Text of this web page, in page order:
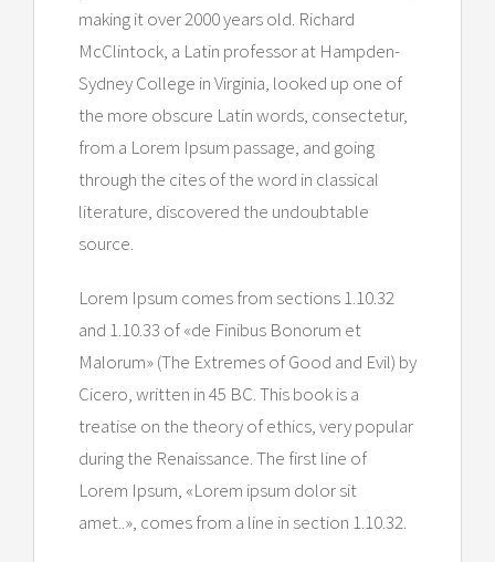
making it over 2000 years old. Richard
McClintock, a Latin professor at Hampden-
Sydney College in Virginia, looked up one of
the more obscure Latin words, consectetur,
from a Lorem Ipsum passage, and going
through the cites of the word in classical
literature, discovered the undoubtable
source.
Lorem Ipsum comes from sections 1.10.32
and 1.10.33 of «de Finibus Bonorum et
Malorum» (The Extremes of Good and Evil) by
Cicero, written in 45 BC. This book is a
treatise on the theory of ethics, very popular
during the Renaissance. The first line of
Lorem Ipsum, «Lorem ipsum dolor sit
amet..», comes from a line in section 1.10.32.